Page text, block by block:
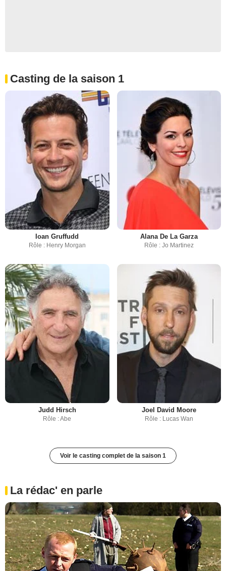
Casting de la saison 1
Ioan Gruffudd
Rôle : Henry Morgan
Alana De La Garza
Rôle : Jo Martinez
Judd Hirsch
Rôle : Abe
Joel David Moore
Rôle : Lucas Wan
Voir le casting complet de la saison 1
La rédac' en parle